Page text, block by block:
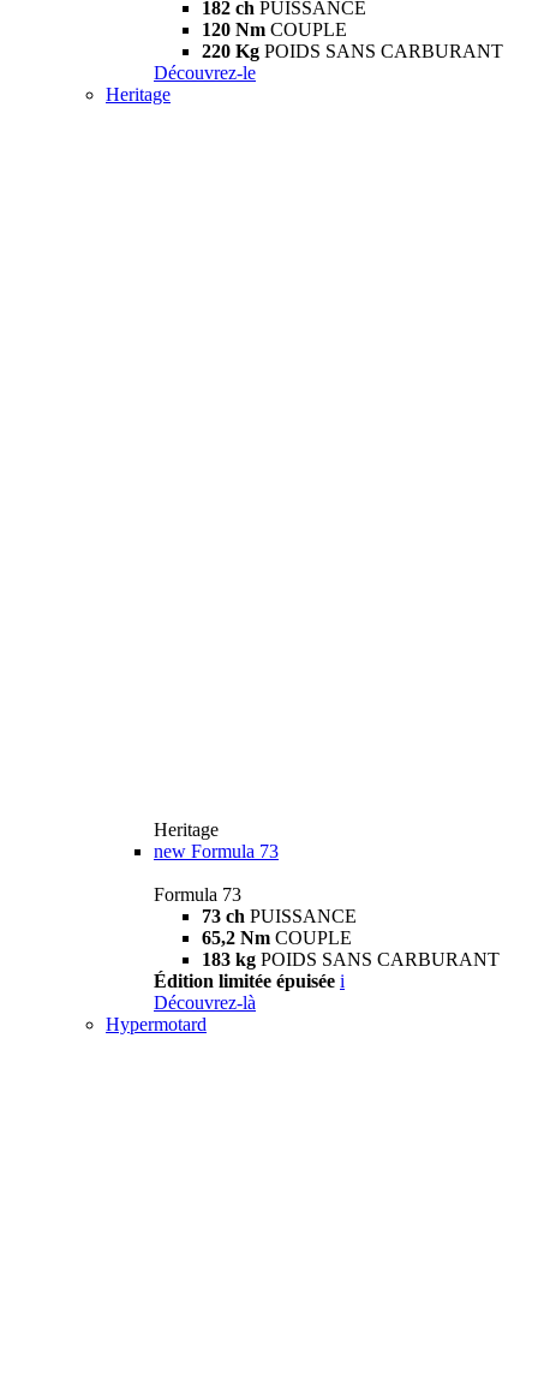
182 ch PUISSANCE
120 Nm COUPLE
220 Kg POIDS SANS CARBURANT
Découvrez-le
Heritage
Heritage
new Formula 73
Formula 73
73 ch PUISSANCE
65,2 Nm COUPLE
183 kg POIDS SANS CARBURANT
Édition limitée épuisée i
Découvrez-là
Hypermotard